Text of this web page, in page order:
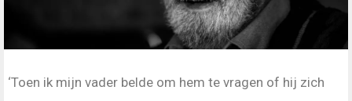
‘Toen ik mijn vader belde om hem te vragen of hij zich